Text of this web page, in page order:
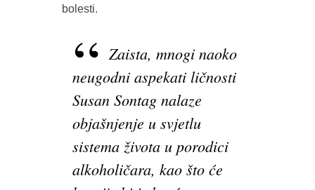
bolesti.
Zaista, mnogi naoko
neugodni aspekati ličnosti
Susan Sontag nalaze
objašnjenje u svjetlu
sistema života u porodici
alkoholičara, kao što će